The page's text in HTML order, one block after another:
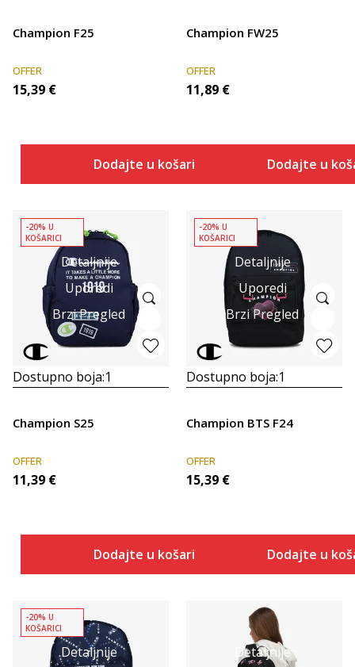
Champion F25
OFFER
15,39 €
Dodajte u košaricu
Champion FW25
OFFER
11,89 €
Dodajte u
Detaljnije
Uporedi
Brzi Pregled
-20% U
KOŠARICI
Dostupno boja:1
Champion S25
OFFER
11,39 €
Dodajte u košaricu
Detaljnije
Uporedi
Brzi Pregled
-20% U
KOŠARICI
Dostupno boja:1
Champion BTS F24
OFFER
15,39 €
Dodajte u
Detaljnije
-20% U
KOŠARICI
Detaljnije